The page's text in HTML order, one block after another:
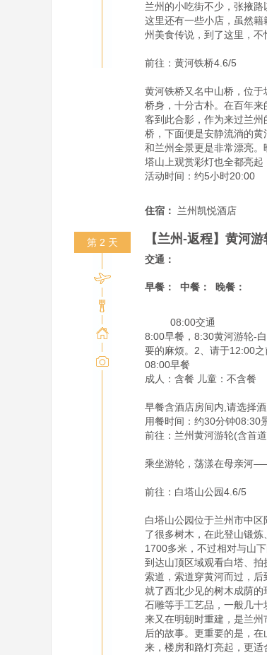
兰州的小吃街不少，张掖路
这里还有一些小店，虽然
州美食传说，到了这里，不
前往：黄河铁桥4.6/5
黄河铁桥又名中山桥，位
桥身，十分古朴。在百年
客到此合影，作为来过兰
桥，下面便是安静流淌的
和兰州全景更是非常漂亮
塔山上观赏彩灯也全都亮起
活动时间：约5小时
住宿： 兰州凯悦酒店
第 2 天 【兰州-返程】黄河
交通：
早餐： 中餐： 晚餐：
8:00早餐，8:30黄河游轮-
要的麻烦。2、请于12:00
08:00早餐
成人：含餐 儿童：不含餐
早餐含酒店房间内,请选择
用餐时间：约30分钟08:30
前往：兰州黄河游轮(含首
乘坐游轮，荡漾在母亲河
前往：白塔山公园4.6/5
白塔山公园位于兰州市中
了很多树木，在此登山锻
1700多米，不过相对与山
到达山顶区域观看白塔、
索道，索道穿黄河而过，
就了西北少见的树木成荫
石雕等手工艺品，一般几
来又在明朝时重建，是兰
后的故事。更重要的是，
来，楼房和路灯亮起，更